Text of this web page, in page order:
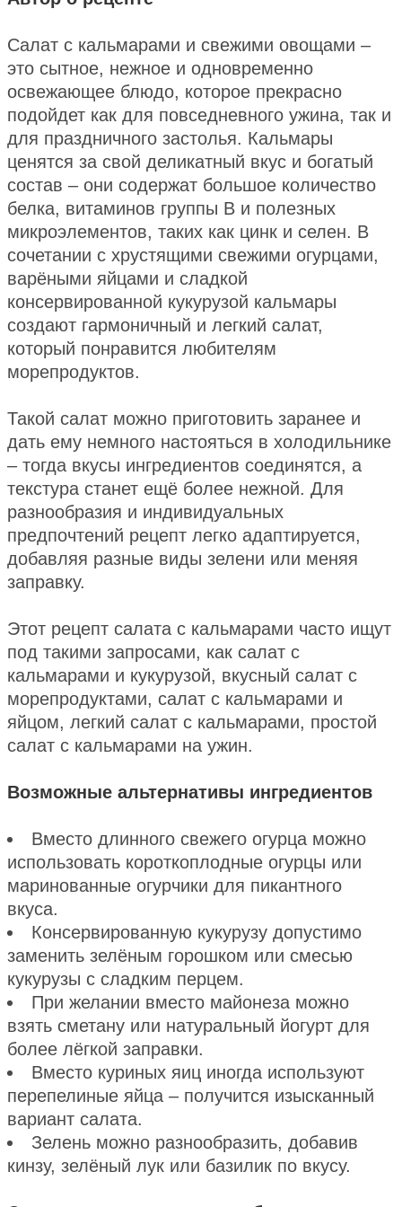
Салат с кальмарами и свежими овощами –
это сытное, нежное и одновременно
освежающее блюдо, которое прекрасно
подойдет как для повседневного ужина, так и
для праздничного застолья. Кальмары
ценятся за свой деликатный вкус и богатый
состав – они содержат большое количество
белка, витаминов группы B и полезных
микроэлементов, таких как цинк и селен. В
сочетании с хрустящими свежими огурцами,
варёными яйцами и сладкой
консервированной кукурузой кальмары
создают гармоничный и легкий салат,
который понравится любителям
морепродуктов.
Такой салат можно приготовить заранее и
дать ему немного настояться в холодильнике
– тогда вкусы ингредиентов соединятся, а
текстура станет ещё более нежной. Для
разнообразия и индивидуальных
предпочтений рецепт легко адаптируется,
добавляя разные виды зелени или меняя
заправку.
Этот рецепт салата с кальмарами часто ищут
под такими запросами, как салат с
кальмарами и кукурузой, вкусный салат с
морепродуктами, салат с кальмарами и
яйцом, легкий салат с кальмарами, простой
салат с кальмарами на ужин.
Возможные альтернативы ингредиентов
Вместо длинного свежего огурца можно
использовать короткоплодные огурцы или
маринованные огурчики для пикантного
вкуса.
Консервированную кукурузу допустимо
заменить зелёным горошком или смесью
кукурузы с сладким перцем.
При желании вместо майонеза можно
взять сметану или натуральный йогурт для
более лёгкой заправки.
Вместо куриных яиц иногда используют
перепелиные яйца – получится изысканный
вариант салата.
Зелень можно разнообразить, добавив
кинзу, зелёный лук или базилик по вкусу.